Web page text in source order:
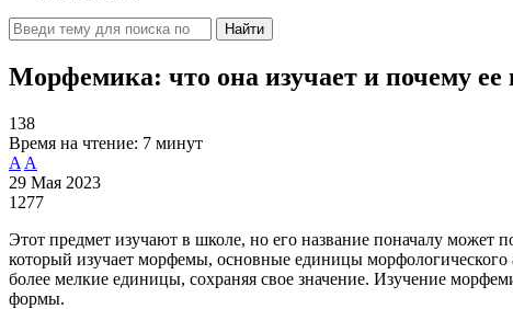
Найти
Морфемика: что она изучает и почему
138
Время на чтение: 7 минут
A A
29 Мая 2023
1277
Этот предмет изучают в школе, но его название поначалу может
который изучает морфемы, основные единицы
более мелкие единицы, сохраняя свое значение. Изучение
формы.